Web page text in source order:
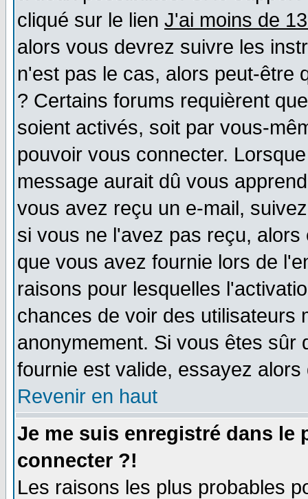
cliqué sur le lien J'ai moins de
alors vous devrez suivre les
n'est pas le cas, alors peut-être
? Certains forums requièrent
soient activés, soit par vous-
pouvoir vous connecter.
message aurait dû vous
vous avez reçu un e-mail,
si vous ne l'avez pas reçu,
que vous avez fournie lors de
raisons pour lesquelles
chances de voir des utilisateurs
anonymement. Si vous êtes sûr
fournie est valide, essayez
Revenir en haut
Je me suis enregistré dans le
connecter ?!
Les raisons les plus probables